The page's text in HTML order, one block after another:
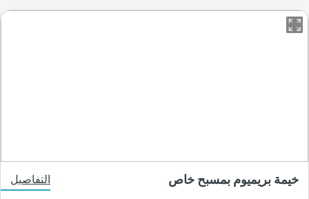
خيمة بريميوم بمسبح خاص التفاصيل